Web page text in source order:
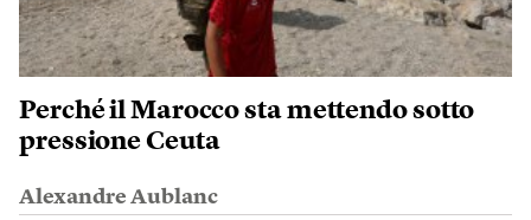
Perché il Marocco sta mettendo sotto
pressione Ceuta
Alexandre Aublanc